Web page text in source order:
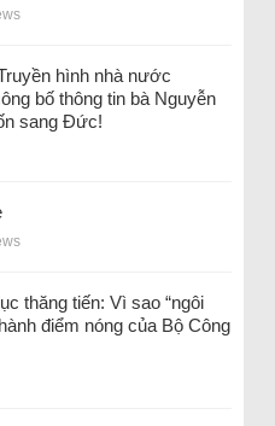
hình nhà nước
bố thông tin bà Nguyễn
sang Đức!
thăng tiến: Vì sao “ngôi
điểm nóng của Bộ Công